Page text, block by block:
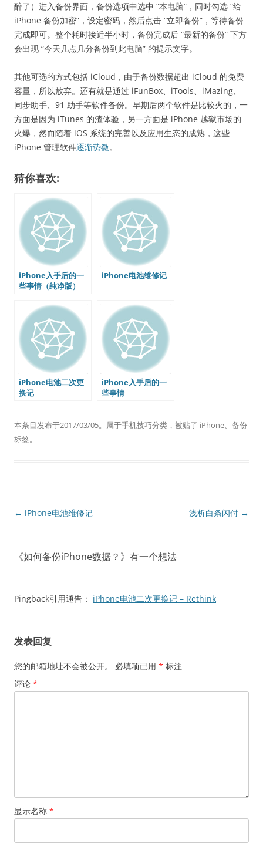
醉了）进入备份界面，备份选项中选中 “本电脑”，同时勾选 “给
iPhone 备份加密”，设定密码，然后点击 “立即备份”，等待备份
完成即可。整个耗时接近半小时，备份完成后 “最新的备份” 下方
会出现 “今天几点几分备份到此电脑” 的提示文字。
其他可选的方式包括 iCloud，由于备份数据超出 iCloud 的免费
容量，所以放弃。还有就是通过 iFunBox、iTools、iMazing、
同步助手、91 助手等软件备份。早期后两个软件是比较火的，一
方面是因为 iTunes 的渣体验，另一方面是 iPhone 越狱市场的
火爆，然而随着 iOS 系统的完善以及应用生态的成熟，这些
iPhone 管理软件逐渐势微。
猜你喜欢:
iPhone入手后的一
些事情（纯净版）
iPhone电池维修记
iPhone电池二次更
换记
iPhone入手后的一
些事情
本条目发布于2017/03/05。属于手机技巧分类，被贴了 iPhone、 备份
标签。
文
航
← iPhone电池维修记 浅析白条闪付 →
《如何备份iPhone数据？ 》有一个想法
Pingback引用通告： iPhone电池二次更换记 – Rethink
发表回复
您的邮箱地址不会被公开。 必填项已用 * 标注
评论 *
显示名称 *